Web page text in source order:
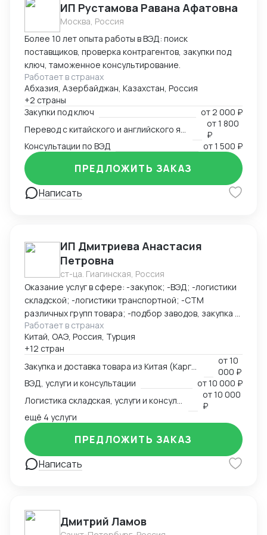
ИП Рустамова Равана Афатовна
Москва, Россия
Более 10 лет опыта работы в ВЭД: поиск
поставщиков, проверка контрагентов, закупки под
ключ, таможенное консультирование.
Работает в странах
Абхазия, Азербайджан, Казахстан, Россия
+2 страны
Закупки под ключ
от2 000 ₽
от1 800
₽
Консультации по ВЭД
от1 500 ₽
Написать
ПРЕДЛОЖИТЬ ЗАКАЗ
ИП Дмитриева Анастасия
Петровна
ст-ца. Гиагинская, Россия
Оказание услуг в сфере: -закупок; -ВЭД; -логистики
складской; -логистики транспортной; -СТМ
различных групп товара; -подбор заводов, закупка и
доставка товара из Китая (КАРГО и Белый ввоз)
Страны с которыми работаю по сей день: Европа,
США, ОАЭ, Турция, Китай, СНГ
Работает в странах
Китай, ОАЭ, Россия, Турция
+12 стран
от10
000 ₽
ВЭД, услуги и консультации
от10 000 ₽
от10 000
₽
ещё 4 услуги
Написать
ПРЕДЛОЖИТЬ ЗАКАЗ
Дмитрий Ламов